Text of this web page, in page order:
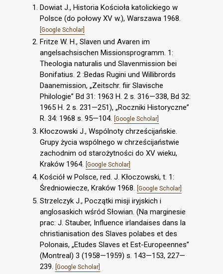
Dowiat J., Historia Kościoła katolickiego w
Polsce (do połowy XV w.), Warszawa 1968.
[Google Scholar]
Fritze W. H., Slaven und Avaren im
angelsachsischen Missionsprogramm. 1:
Theologia naturalis und Slavenmission bei
Bonifatius. 2 :Bedas Rugini und Willibrords
Daanemission, „Zeitschr. fiir Slavische
Philologie” Bd 31: 1963 H. 2 s. 316—338, Bd 32:
1965 H. 2 s. 231—251), „Roczniki Historyczne”
R. 34: 1968 s. 95—104. [Google Scholar]
Kłoczowski J., Wspólnoty chrześcijańskie.
Grupy życia wspólnego w chrześcijaństwie
zachodnim od starożytności do XV wieku,
Kraków 1964. [Google Scholar]
Kościół w Polsce, red. J. Kłoczowski, t. 1:
Średniowiecze, Kraków 1968. [Google Scholar]
Strzelczyk J., Początki misji iryjskich i
anglosaskich wśród Słowian. (Na marginesie
prac: J. Stauber, Influence irlandaises dans la
christianisation des Slaves polabes et des
Polonais, „Etudes Slaves et Est-Europeennes”
(Montreal) 3 (1958—1959) s. 143—153, 227—
239.
[Google Scholar]